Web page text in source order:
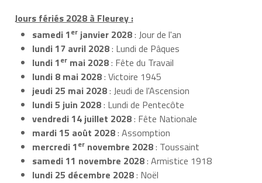
Jours fériés 2028 à Fleurey :
samedi 1er janvier 2028: Jour de l'an
lundi 17 avril 2028: Lundi de Pâques
lundi 1er mai 2028: Fête du Travail
lundi 8 mai 2028: Victoire 1945
jeudi 25 mai 2028: Jeudi de l'Ascension
lundi 5 juin 2028: Lundi de Pentecôte
vendredi 14 juillet 2028: Fête Nationale
mardi 15 août 2028: Assomption
mercredi 1er novembre 2028: Toussaint
samedi 11 novembre 2028: Armistice 1918
lundi 25 décembre 2028: Noël